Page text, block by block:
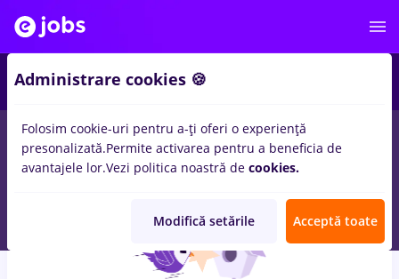
locuri de muncapull bear, Part time inTimisoara
StudentinBanci, Medicina / Sanatate
Administrare cookies 🍪
Folosim cookie-uri pentru a-ți oferi o experiență
presonalizată.Permite activarea pentru a beneficia de
avantajele lor.Vezi politica noastră de cookies.
Modifică setările Acceptă toate